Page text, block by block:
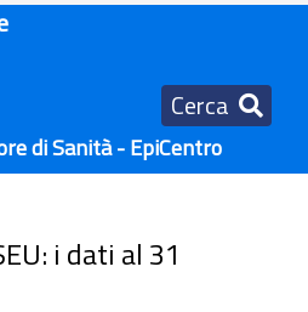
Cerca
di Sanità - EpiCentro
i dati al 31